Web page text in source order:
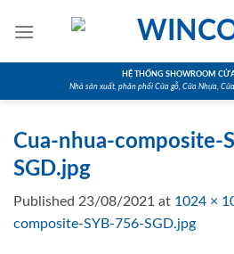
HỆ THỐNG SHOWROOM
Nhà sản xuất, phân phối Cửa gỗ, Cửa Nhựa,
Cua-nhua-composite-
SGD.jpg
Published 23/08/2021 at 1024 ×
composite-SYB-756-SGD.jpg